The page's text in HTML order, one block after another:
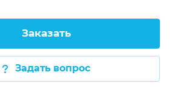
(1 или 2), стол-тумба с
изготовление под заказ по
(для столов с бортом): 100 мм
Заказать
Задать вопрос